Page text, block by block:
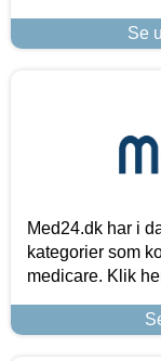
Se
Med24.dk har i
kategorier som
medicare. Klik